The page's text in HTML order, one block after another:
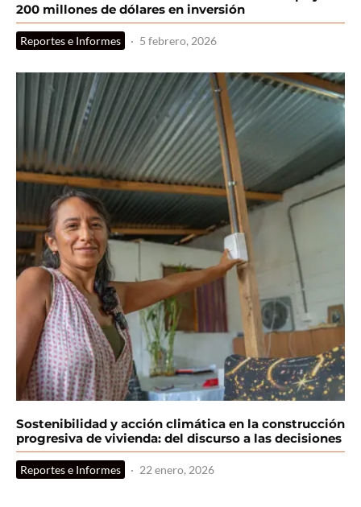
200 millones de dólares en inversión
Reportes e Informes · 5 febrero, 2026
Sostenibilidad y acción climática en la construcción
progresiva de vivienda: del discurso a las decisiones
Reportes e Informes · 22 enero, 2026